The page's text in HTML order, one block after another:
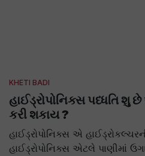
KHETI BADI
હાઈડ્રોપોનિક્સ પધ્ધતિ શુ
કરી શકાય ?
હાઈડ્રોપોનિક્સ એ
હાઈડ્રોપોનિક્સ એટલે પાણીમાં